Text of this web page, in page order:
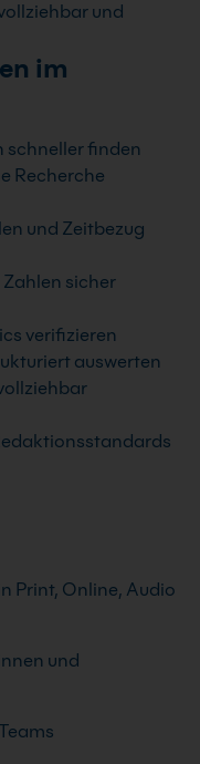
und
im
schneller finden
Recherche
und Zeitbezug
sicher
verifizieren
auswerten
Print, Online, Audio
und